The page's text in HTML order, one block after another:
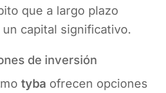
que a largo plazo
capital significativo.
de inversión
tyba ofrecen opciones